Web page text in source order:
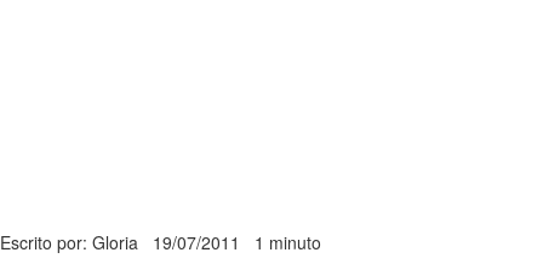
Escrito por: Gloria 19/07/2011 1 minuto